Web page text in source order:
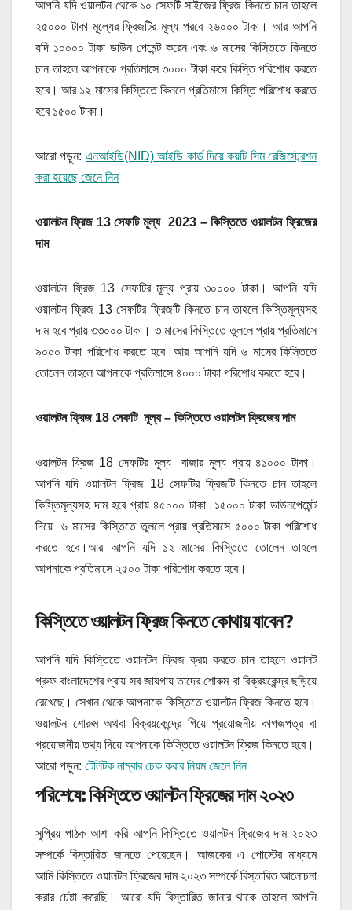
আপনি যদি ওয়ালটন থেকে ১০ সেফটি সাইজের ফ্রিজ কিনতে চান তাহলে
২৫০০০ টাকা মূল্যের ফ্রিজটির মূল্য পরবে ২৬০০০ টাকা। আর আপনি
যদি ১০০০০ টাকা ডাউন পেমেন্ট করেন এবং ৬ মাসের কিস্তিতে কিনতে
চান তাহলে আপনাকে প্রতিমাসে ৩০০০ টাকা করে কিস্তি পরিশোধ করতে
হবে। আর ১২ মাসের কিস্তিতে কিনলে প্রতিমাসে কিস্তি পরিশোধ করতে
হবে ১৫০০ টাকা।
আরো পড়ুন: এনআইডি(NID) আইডি কার্ড দিয়ে কয়টি সিম রেজিস্ট্রেশন
করা হয়েছে জেনে নিন
ওয়ালটন ফ্রিজ 13 সেফটি মূল্য 2023 – কিস্তিতে ওয়ালটন ফ্রিজের
দাম
ওয়ালটন ফ্রিজ 13 সেফটির মূল্য প্রায় ৩০০০০ টাকা। আপনি যদি
ওয়ালটন ফ্রিজ 13 সেফটির ফ্রিজটি কিনতে চান তাহলে কিস্তিমূল্যসহ
দাম হবে প্রায় ৩৩০০০ টাকা। ৩ মাসের কিস্তিতে তুললে প্রায় প্রতিমাসে
৯০০০ টাকা পরিশোধ করতে হবে।আর আপনি যদি ৬ মাসের কিস্তিতে
তোলেন তাহলে আপনাকে প্রতিমাসে ৪০০০ টাকা পরিশোধ করতে হবে।
ওয়ালটন ফ্রিজ 18 সেফটি মূল্য – কিস্তিতে ওয়ালটন ফ্রিজের দাম
ওয়ালটন ফ্রিজ 18 সেফটির মূল্য বাজার মূল্য প্রায় ৪১০০০ টাকা।
আপনি যদি ওয়ালটন ফ্রিজ 18 সেফটির ফ্রিজটি কিনতে চান তাহলে
কিস্তিমূল্যসহ দাম হবে প্রায় ৪৫০০০ টাকা।১৫০০০ টাকা ডাউনপেমেন্ট
দিয়ে ৬ মাসের কিস্তিতে তুললে প্রায় প্রতিমাসে ৫০০০ টাকা পরিশোধ
করতে হবে।আর আপনি যদি ১২ মাসের কিস্তিতে তোলেন তাহলে
আপনাকে প্রতিমাসে ২৫০০ টাকা পরিশোধ করতে হবে।
কিস্তিতে ওয়ালটন ফ্রিজ কিনতে কোথায় যাবেন?
আপনি যদি কিস্তিতে ওয়ালটন ফ্রিজ ক্রয় করতে চান তাহলে ওয়ালট
গ্রুফ বাংলাদেশের প্রায় সব জায়গায় তাদের শোরুম বা বিক্রয়কেন্দ্র ছড়িয়ে
রেখেছে। সেখান থেকে আপনাকে কিস্তিতে ওয়ালটন ফ্রিজ কিনতে হবে।
ওয়ালটন শোরুম অথবা বিক্রয়কেন্দ্রে গিয়ে প্রয়োজনীয় কাগজপত্র বা
প্রয়োজনীয় তথ্য দিয়ে আপনাকে কিস্তিতে ওয়ালটন ফ্রিজ কিনতে হবে।
আরো পড়ুন: টেলিটক নাম্বার চেক করার নিয়ম জেনে নিন
পরিশেষে: কিস্তিতে ওয়ালটন ফ্রিজের দাম ২০২৩
সুপ্রিয় পাঠক আশা করি আপনি কিস্তিতে ওয়ালটন ফ্রিজের দাম ২০২৩
সম্পর্কে বিস্তারিত জানতে পেরেছেন। আজকের এ পোস্টের মাধ্যমে
আমি কিস্তিতে ওয়ালটন ফ্রিজের দাম ২০২৩ সম্পর্কে বিস্তারিত আলোচনা
করার চেষ্টা করেছি। আরো যদি বিস্তারিত জানার থাকে তাহলে আপনি